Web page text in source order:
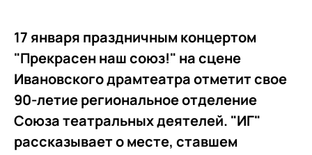
17 января праздничным концертом
"Прекрасен наш союз!" на сцене
Ивановского драмтеатра отметит свое
90-летие региональное отделение
Союза театральных деятелей. "ИГ"
рассказывает о месте, ставшем